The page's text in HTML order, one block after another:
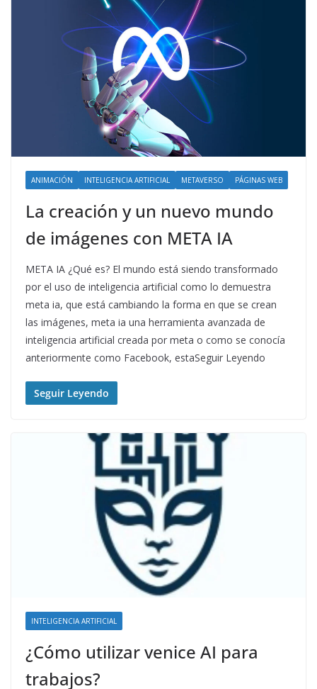
ANIMACIÓN INTELIGENCIA ARTIFICIAL METAVERSO PÁGINAS WEB
La creación y un nuevo mundo
de imágenes con META IA
META IA ¿Qué es? El mundo está siendo transformado
por el uso de inteligencia artificial como lo demuestra
meta ia, que está cambiando la forma en que se crean
las imágenes, meta ia una herramienta avanzada de
inteligencia artificial creada por meta o como se conocía
anteriormente como Facebook, estaSeguir Leyendo
Seguir Leyendo
INTELIGENCIA ARTIFICIAL
¿Cómo utilizar venice AI para
trabajos?